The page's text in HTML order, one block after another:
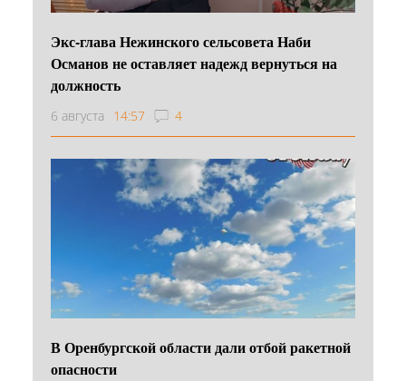
Экс-глава Нежинского сельсовета Наби
Османов не оставляет надежд вернуться на
должность
6 августа 14:57 4
В Оренбургской области дали отбой ракетной
опасности